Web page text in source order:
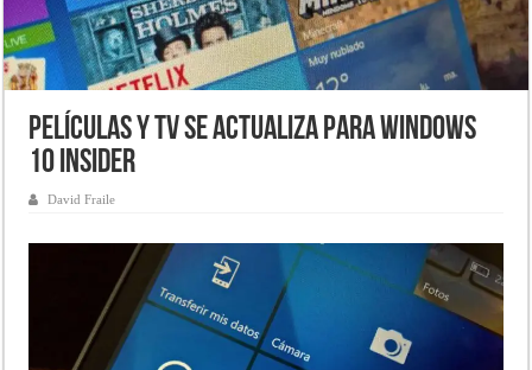
Películas y TV se actualiza para Windows
10 Insider
David Fraile